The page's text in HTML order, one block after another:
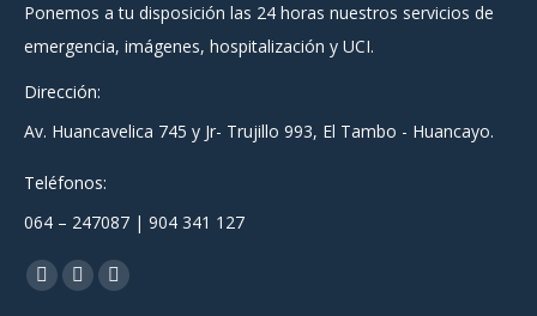
Ponemos a tu disposición las 24 horas nuestros servicios de
emergencia, imágenes, hospitalización y UCI.
Dirección:
Av. Huancavelica 745 y Jr- Trujillo 993, El Tambo - Huancayo.
Teléfonos:
064 – 247087 | 904 341 127
Encuéntranos en:
Facebook
YouTubeInstagram